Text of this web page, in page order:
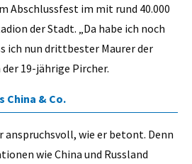
Abschlussfest im mit rund 40.000
der Stadt. „Da habe ich noch
ich nun drittbester Maurer der
19-jährige Pircher.
China & Co.
anspruchsvoll, wie er betont. Denn
wie China und Russland